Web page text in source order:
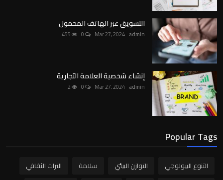
التسويق عبر الهاتف المحمول
admin
Mar 27, 2024
إنشاء شخصية العلامة التجارية
admin
Mar 27, 2024
Popular Tags
التنوع البيولوجي التوازن البيئي سلامة
التراث الثقافي